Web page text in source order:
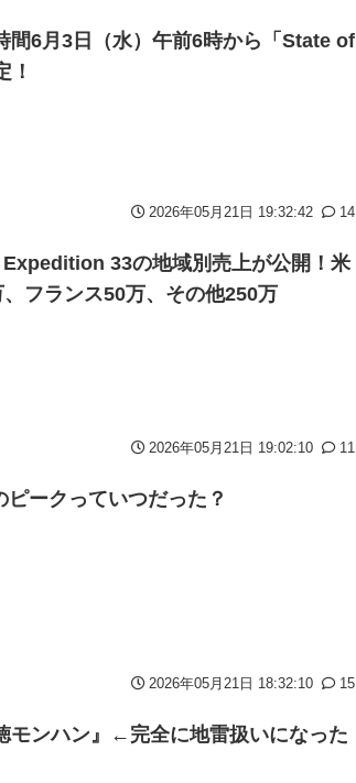
間6月3日（水）午前6時から「State of
！
2026年05月21日 19:32:42 14
33の地域別売上が公開！米
、フランス50万、その他250万
2026年05月21日 19:02:10 11
ピークっていつだった？
2026年05月21日 18:32:10 15
モンハン』←完全に地雷扱いになった